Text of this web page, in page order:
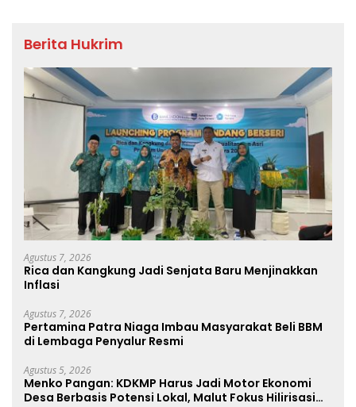
Berita Hukrim
Agustus 7, 2026
Rica dan Kangkung Jadi Senjata Baru Menjinakkan
Inflasi
Agustus 7, 2026
Pertamina Patra Niaga Imbau Masyarakat Beli BBM
di Lembaga Penyalur Resmi
Agustus 5, 2026
Menko Pangan: KDKMP Harus Jadi Motor Ekonomi
Desa Berbasis Potensi Lokal, Malut Fokus Hilirisasi